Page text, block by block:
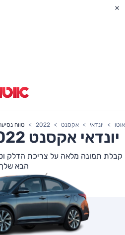
אוטו יונדאי אקסנט 2022 טווח
יונדאי אקסנט
קבלת תמונה מלאה על צריכת הדלק
הבא שלך